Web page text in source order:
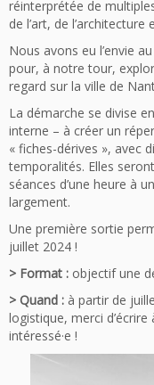
réinterprétée de
de l’art, de l’architecture
Nous avons eu l’envie
pour, à notre tour,
regard sur la ville de
La démarche se divise
interne – à créer un
« fiches-dérives », avec
temporalités. Elles
séances d’une heure à
largement.
Une première sortie
juillet 2024 !
> Format : objectif une
> Quand : à partir de
logistique, merci d’écrire
intéressé·e !